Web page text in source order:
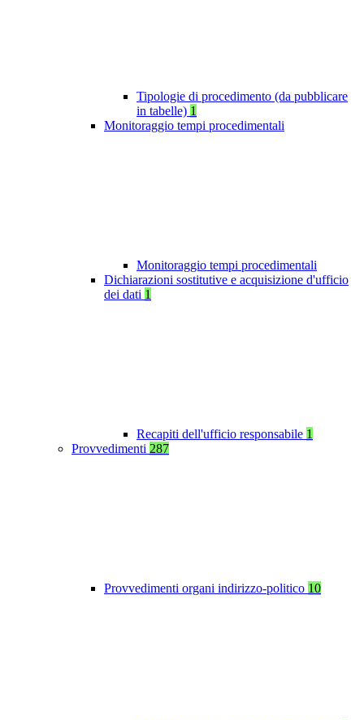
Tipologie di procedimento (da pubblicare
in tabelle) 1
Monitoraggio tempi procedimentali
Monitoraggio tempi procedimentali
Dichiarazioni sostitutive e acquisizione d'ufficio
dei dati 1
Recapiti dell'ufficio responsabile 1
Provvedimenti 287
Provvedimenti organi indirizzo-politico 10